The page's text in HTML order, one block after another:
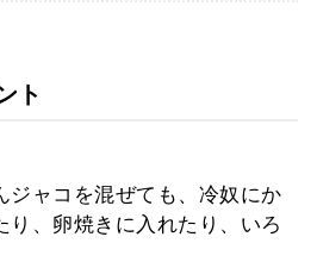
ト
ジャコを混ぜても、冷奴にか
り、卵焼きに入れたり、いろ